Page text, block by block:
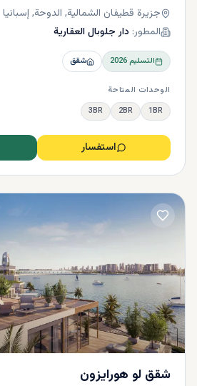
جزيرة قطيفان الشمالية, الدوحة, إسبانيا
المطور: دار جلوبال العقارية
التسليم2026 شقق
الوحدات المتاحة
1BR
2BR
3BR
استفسار
شقق لو هورايزون